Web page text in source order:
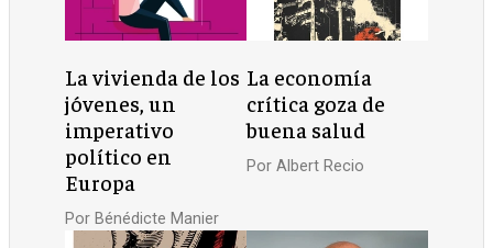
La vivienda de los
jóvenes, un
imperativo
político en
Europa
Por Bénédicte Manier
La economía
crítica goza de
buena salud
Por Albert Recio